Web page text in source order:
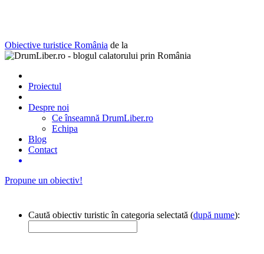
Obiective turistice România de la
Proiectul
Despre noi
Ce înseamnă DrumLiber.ro
Echipa
Blog
Contact
Propune un obiectiv!
Caută obiectiv turistic în categoria selectată (după nume):